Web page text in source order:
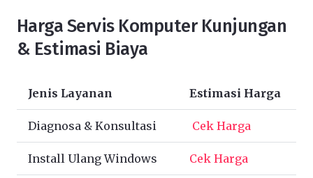
Harga Servis Komputer Kunjungan
& Estimasi Biaya
Jenis Layanan Estimasi Harga
Diagnosa & Konsultasi Cek Harga
Install Ulang Windows Cek Harga